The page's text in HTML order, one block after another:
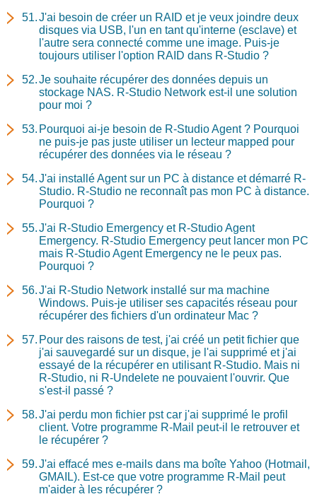
J'ai besoin de créer un RAID et je veux joindre deux
disques via USB, l'un en tant qu'interne (esclave) et
l'autre sera connecté comme une image. Puis-je
toujours utiliser l'option RAID dans R-Studio ?
Je souhaite récupérer des données depuis un
stockage NAS. R-Studio Network est-il une solution
pour moi ?
Pourquoi ai-je besoin de R-Studio Agent ? Pourquoi
ne puis-je pas juste utiliser un lecteur mapped pour
récupérer des données via le réseau ?
J'ai installé Agent sur un PC à distance et démarré R-
Studio. R-Studio ne reconnaît pas mon PC à distance.
Pourquoi ?
J'ai R-Studio Emergency et R-Studio Agent
Emergency. R-Studio Emergency peut lancer mon PC
mais R-Studio Agent Emergency ne le peux pas.
Pourquoi ?
J'ai R-Studio Network installé sur ma machine
Windows. Puis-je utiliser ses capacités réseau pour
récupérer des fichiers d'un ordinateur Mac ?
Pour des raisons de test, j'ai créé un petit fichier que
j'ai sauvegardé sur un disque, je l'ai supprimé et j'ai
essayé de la récupérer en utilisant R-Studio. Mais ni
R-Studio, ni R-Undelete ne pouvaient l'ouvrir. Que
s'est-il passé ?
J'ai perdu mon fichier pst car j'ai supprimé le profil
client. Votre programme R-Mail peut-il le retrouver et
le récupérer ?
J'ai effacé mes e-mails dans ma boîte Yahoo (Hotmail,
GMAIL). Est-ce que votre programme R-Mail peut
m'aider à les récupérer ?